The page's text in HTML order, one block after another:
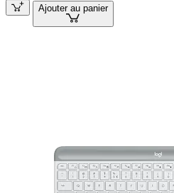
Ajouter au panier